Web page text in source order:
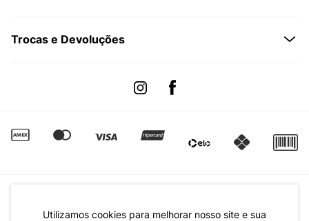
Utilizamos cookies para melhorar nosso site e sua
Formas de Entrega
Regulamento de Promoções
Canal de Denúncias | Ética
Fale conosco pelo WhatsApp
Trocas e Devoluções